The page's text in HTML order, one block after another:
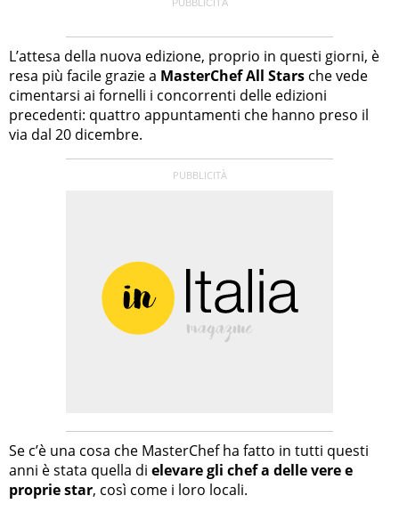
L’attesa della nuova edizione, proprio in questi giorni, è
resa più facile grazie a MasterChef All Stars che vede
cimentarsi ai fornelli i concorrenti delle edizioni
precedenti: quattro appuntamenti che hanno preso il
via dal 20 dicembre.
Se c’è una cosa che MasterChef ha fatto in tutti questi
anni è stata quella di elevare gli chef a delle vere e
proprie star, così come i loro locali.